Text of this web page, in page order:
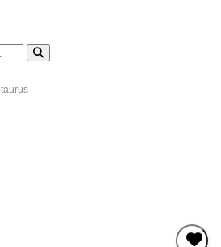
taurus